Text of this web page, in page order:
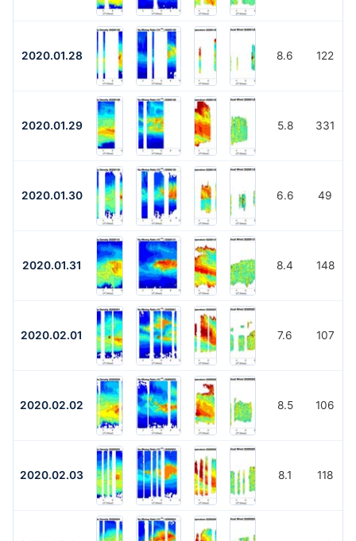
2020.01.28 8.6 122
2020.01.29 5.8 331
2020.01.30 6.6 49
2020.01.31 8.4 148
2020.02.01 7.6 107
2020.02.02 8.5 106
2020.02.03 8.1 118